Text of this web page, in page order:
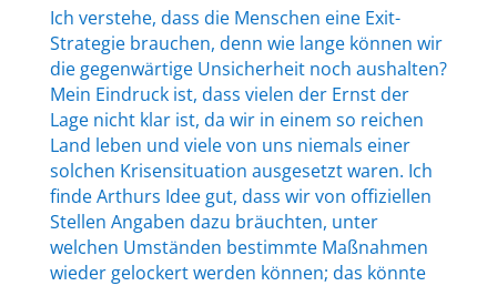
Ich verstehe, dass die Menschen eine Exit-
Strategie brauchen, denn wie lange können wir
die gegenwärtige Unsicherheit noch aushalten?
Mein Eindruck ist, dass vielen der Ernst der
Lage nicht klar ist, da wir in einem so reichen
Land leben und viele von uns niemals einer
solchen Krisensituation ausgesetzt waren. Ich
finde Arthurs Idee gut, dass wir von offiziellen
Stellen Angaben dazu bräuchten, unter
welchen Umständen bestimmte Maßnahmen
wieder gelockert werden können; das könnte